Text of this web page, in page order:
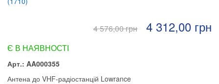
4 576,00 грн 4 312,00 грн
Є В НАЯВНОСТІ
Арт.: AA000355
Антена до VHF-радіостанцій Lowrance